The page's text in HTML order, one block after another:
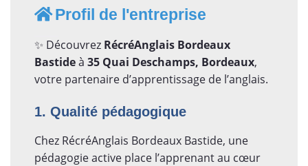
Profil de l'entreprise
✨ Découvrez RécréAnglais Bordeaux
Bastideà 35 Quai Deschamps, Bordeaux,
votre partenaire d’apprentissage de l’anglais.
1. Qualité pédagogique
Chez RécréAnglais Bordeaux Bastide, une
pédagogie active place l’apprenant au cœur